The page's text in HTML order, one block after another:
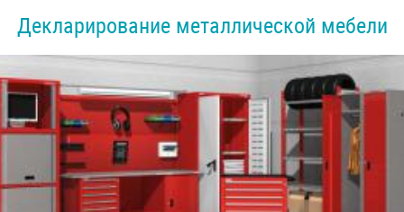
Декларирование металлической мебели